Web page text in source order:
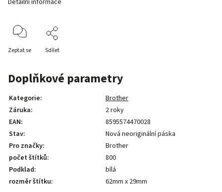
Detailní informace
Zeptat se Sdílet
Doplňkové parametry
Kategorie:
Brother
Záruka:
2 roky
EAN:
8595574470028
Stav:
Nová neoriginální páska
Pro značky:
Brother
počet štítků:
800
Podklad:
bílá
rozměr štítku: 62mm x 29mm